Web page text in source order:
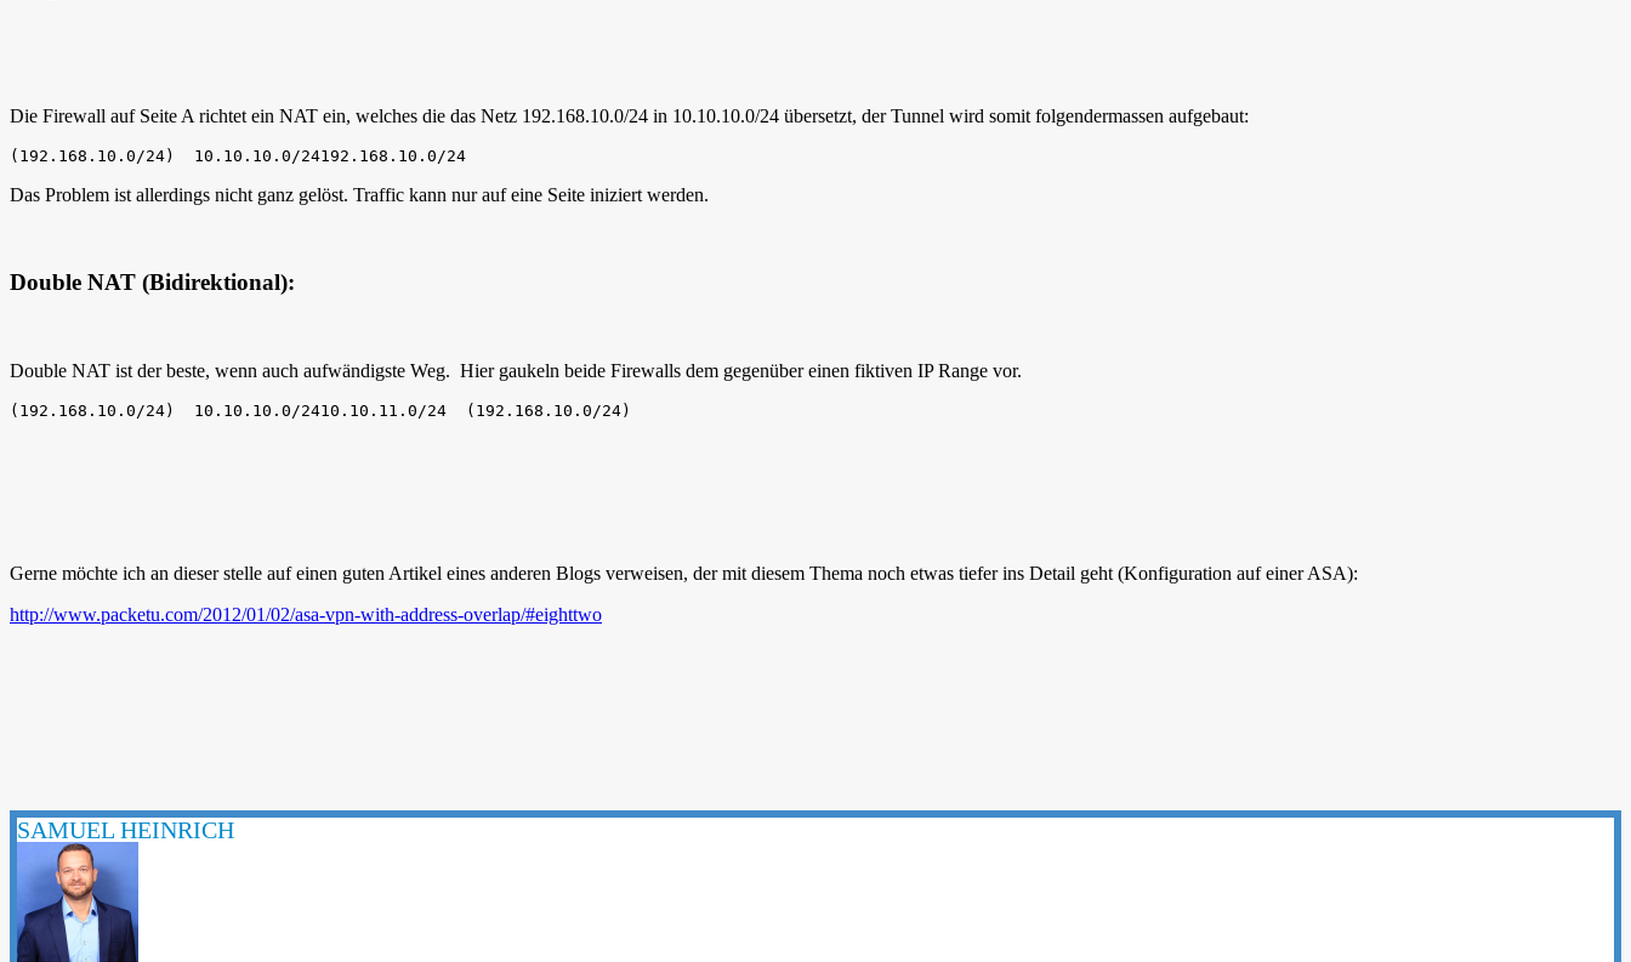
Die Firewall auf Seite A richtet ein NAT ein, welches die das Netz 192.168.10.0/24 in 10.10.10.0/24 übersetzt, der Tunnel wird somit folgendermassen aufgebaut:
(192.168.10.0/24)  10.10.10.0/24192.168.10.0/24
Das Problem ist allerdings nicht ganz gelöst. Traffic kann nur auf eine Seite iniziert werden.
Double NAT (Bidirektional):
Double NAT ist der beste, wenn auch aufwändigste Weg. Hier gaukeln beide Firewalls dem gegenüber einen fiktiven IP Range vor.
(192.168.10.0/24)  10.10.10.0/2410.10.11.0/24  (192.168.10.0/24)
Gerne möchte ich an dieser stelle auf einen guten Artikel eines anderen Blogs verweisen, der mit diesem Thema noch etwas tiefer ins Detail geht (Konfiguration auf einer ASA):
http://www.packetu.com/2012/01/02/asa-vpn-with-address-overlap/#eighttwo
SAMUEL HEINRICH